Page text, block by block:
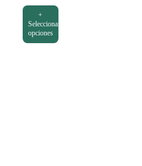
+
Seleccionar
opciones